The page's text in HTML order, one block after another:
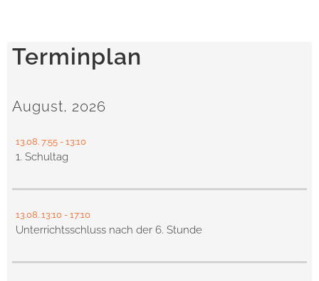
Terminplan
August, 2026
13.08. 7:55 - 13:10
1. Schultag
13.08. 13:10 - 17:10
Unterrichtsschluss nach der 6. Stunde